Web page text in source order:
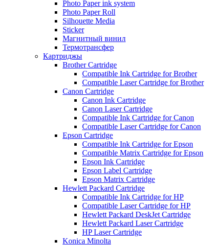
Photo Paper ink system
Photo Paper Roll
Silhouette Media
Sticker
Магнитный винил
Термотрансфер
Картриджы
Brother Cartridge
Compatible Ink Cartridge for Brother
Compatible Laser Cartridge for Brother
Canon Cartridge
Canon Ink Cartridge
Canon Laser Cartridge
Compatible Ink Cartridge for Canon
Compatible Laser Cartridge for Canon
Epson Cartridge
Compatible Ink Cartridge for Epson
Compatible Matrix Cartridge for Epson
Epson Ink Cartridge
Epson Label Cartridge
Epson Matrix Cartridge
Hewlett Packard Cartridge
Compatible Ink Cartridge for HP
Compatible Laser Cartridge for HP
Hewlett Packard DeskJet Cartridge
Hewlett Packard Laser Cartridge
HP Laser Cartridge
Konica Minolta